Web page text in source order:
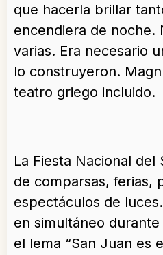
que hacerla brillar
encendiera de noche.
varias. Era necesario
lo construyeron.
teatro griego incluido.
La Fiesta Nacional del
de comparsas, ferias,
espectáculos de
en simultáneo
el lema “San Juan es